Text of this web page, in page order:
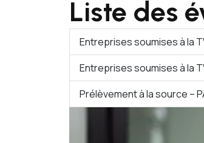
Liste des
Entreprises soumises à la
Entreprises soumises à la
Prélèvement à la source –